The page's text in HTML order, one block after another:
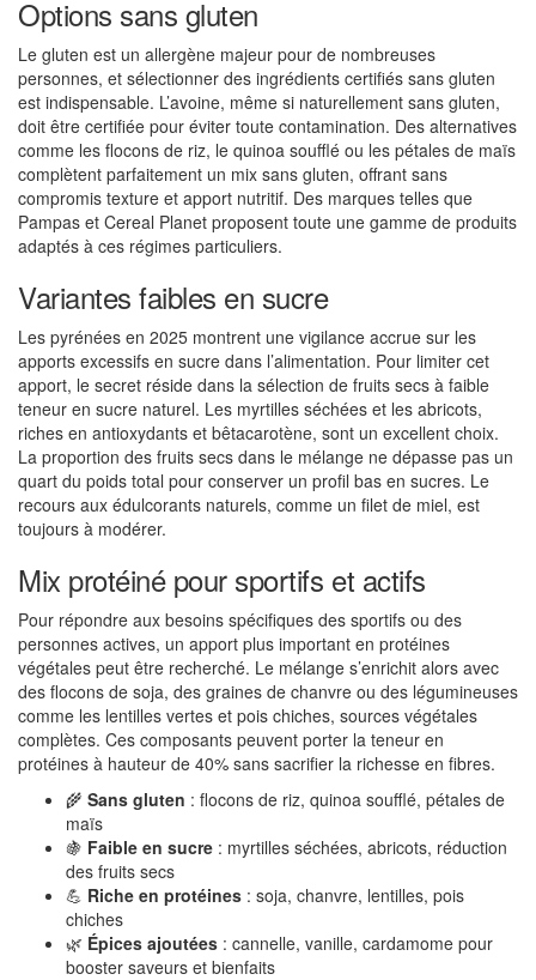
Options sans gluten
Le gluten est un allergène majeur pour de nombreuses
personnes, et sélectionner des ingrédients certifiés sans gluten
est indispensable. L’avoine, même si naturellement sans gluten,
doit être certifiée pour éviter toute contamination. Des alternatives
comme les flocons de riz, le quinoa soufflé ou les pétales de maïs
complètent parfaitement un mix sans gluten, offrant sans
compromis texture et apport nutritif. Des marques telles que
Pampas et Cereal Planet proposent toute une gamme de produits
adaptés à ces régimes particuliers.
Variantes faibles en sucre
Les pyrénées en 2025 montrent une vigilance accrue sur les
apports excessifs en sucre dans l’alimentation. Pour limiter cet
apport, le secret réside dans la sélection de fruits secs à faible
teneur en sucre naturel. Les myrtilles séchées et les abricots,
riches en antioxydants et bêtacarotène, sont un excellent choix.
La proportion des fruits secs dans le mélange ne dépasse pas un
quart du poids total pour conserver un profil bas en sucres. Le
recours aux édulcorants naturels, comme un filet de miel, est
toujours à modérer.
Mix protéiné pour sportifs et actifs
Pour répondre aux besoins spécifiques des sportifs ou des
personnes actives, un apport plus important en protéines
végétales peut être recherché. Le mélange s’enrichit alors avec
des flocons de soja, des graines de chanvre ou des légumineuses
comme les lentilles vertes et pois chiches, sources végétales
complètes. Ces composants peuvent porter la teneur en
protéines à hauteur de 40% sans sacrifier la richesse en fibres.
🌾 Sans gluten : flocons de riz, quinoa soufflé, pétales de
maïs
🍇 Faible en sucre : myrtilles séchées, abricots, réduction
des fruits secs
💪 Riche en protéines : soja, chanvre, lentilles, pois
chiches
🌿 Épices ajoutées : cannelle, vanille, cardamome pour
booster saveurs et bienfaits